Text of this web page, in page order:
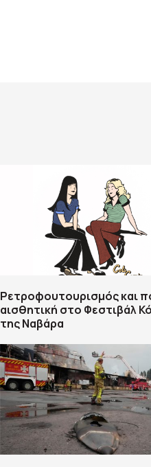
Ρετροφουτουρισμός και
αισθητική στο Φεστιβάλ
της Ναβάρα